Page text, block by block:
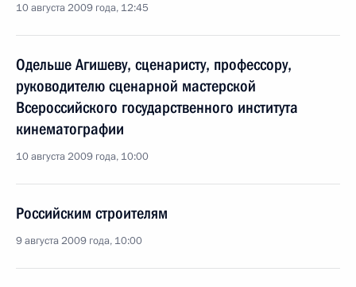
10 августа 2009 года, 12:45
Одельше Агишеву, сценаристу, профессору,
руководителю сценарной мастерской
Всероссийского государственного института
кинематографии
10 августа 2009 года, 10:00
Российским строителям
9 августа 2009 года, 10:00